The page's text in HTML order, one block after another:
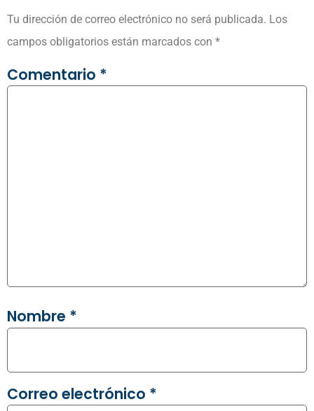
Tu dirección de correo electrónico no será publicada. Los
campos obligatorios están marcados con *
Comentario *
Nombre *
Correo electrónico *